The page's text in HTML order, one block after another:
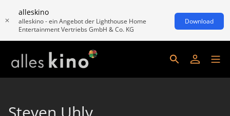
alleskino
alleskino - ein Angebot der Lighthouse Home
Entertainment Vertriebs GmbH & Co. KG
Download